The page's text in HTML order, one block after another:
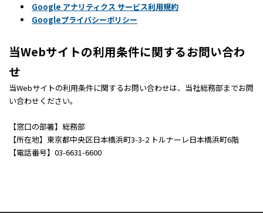
Google アナリティクス サービス利用規約
Googleプライバシーポリシー
当Webサイトの利用条件に関するお問い合わ
せ
当Webサイトの利用条件に関するお問い合わせは、当社総務部までお問
い合わせください。
【窓口の部署】総務部
【所在地】東京都中央区日本橋浜町3-3-2 トルナーレ日本橋浜町6階
【電話番号】03-6631-6600